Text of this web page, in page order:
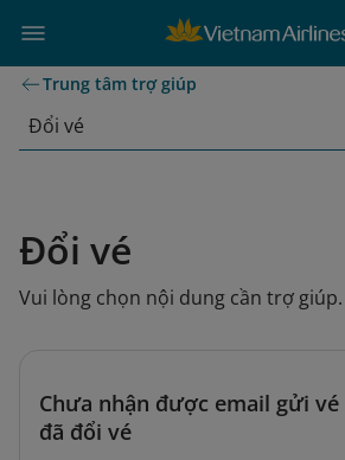
Trung tâm trợ giúp
Đổi vé
Đổi vé
Vui lòng chọn nội dung cần trợ giúp.
Chưa nhận được email gửi
đã đổi vé